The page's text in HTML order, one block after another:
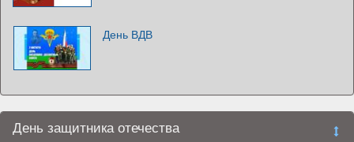
День ВДВ
День защитника отечества